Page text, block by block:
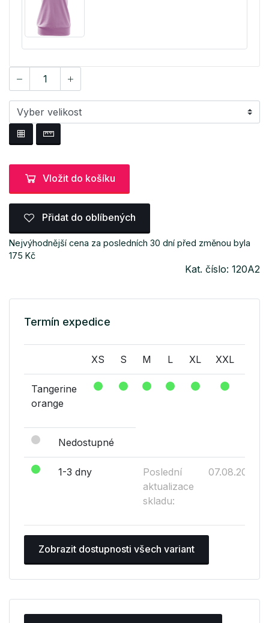
Vložit do košíku
Přidat do oblíbených
Nejvýhodnější cena za posledních 30 dní před změnou byla
175 Kč
Kat. číslo: 120A2
Termín expedice
XS S M L XL XXL
Tangerine
orange
Nedostupné
1-3 dny
Poslední
aktualizace
skladu:
07.08.2026
Zobrazit dostupnosti všech variant